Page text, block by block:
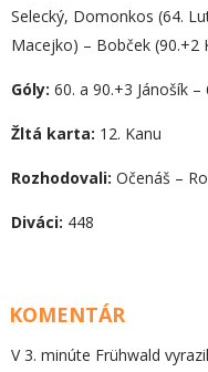
Selecký, Domonkos (64.
Macejko) – Bobček (90.+2
Góly: 60. a 90.+3 Jánošík –
Žltá karta: 12. Kanu
Rozhodovali: Očenáš –
Diváci: 448
KOMENTÁR
V 3. minúte Frühwald